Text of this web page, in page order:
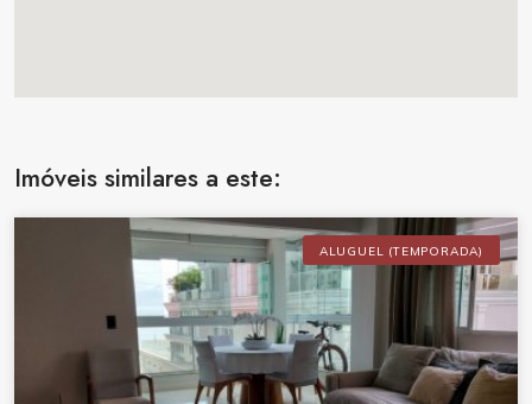
Imóveis similares a este:
ALUGUEL (TEMPORADA)